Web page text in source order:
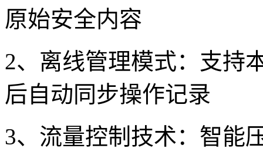
原始安全内容
2、离线管理模式：支持
后自动同步操作记录
3、流量控制技术：智能